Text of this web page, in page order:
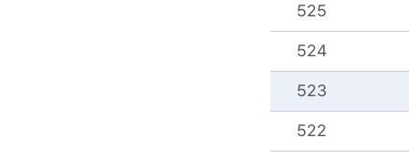
525
524
523
522